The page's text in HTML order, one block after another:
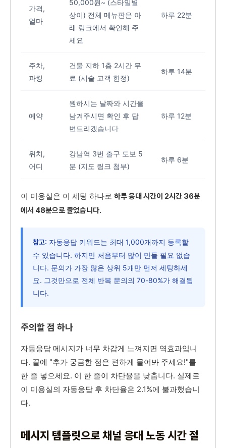
가격,
얼마
50,000원~ (스타일별
상이) 전체 메뉴판은 아
래 링크에서 확인해 주
세요
하루 22분
주차,
파킹
건물 지하 1층 2시간 무
료 (시술 고객 한정)
하루 14분
예약
원하시는 날짜와 시간을
남겨주시면 확인 후 답
변드리겠습니다
하루 12분
위치,
어디
강남역 3번 출구 도보 5
분 (지도 링크 첨부)
하루 6분
이 미용실은 이 세팅 하나로 하루 응대 시간이 2시간 36분
에서 48분으로 줄었습니다.
참고: 자동응답 키워드는 최대 1,000개까지 등록할
수 있습니다. 하지만 처음부터 많이 만들 필요 없습
니다. 문의가 가장 많은 상위 5개만 먼저 세팅하세
요. 그것만으로 전체 반복 문의의 70-80%가 해결됩
니다.
주의할 점 하나
자동응답 메시지가 너무 차갑게 느껴지면 역효과입니
다. 끝에 "추가 궁금한 점은 편하게 물어봐 주세요!"를
한 줄 넣으세요. 이 한 줄이 차단율을 낮춥니다. 실제로
이 미용실의 자동응답 후 차단율은 2.1%에 불과했습니
다.
메시지 템플릿으로 채널 응대 노동 시간 절